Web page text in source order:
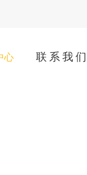
心 联系我们